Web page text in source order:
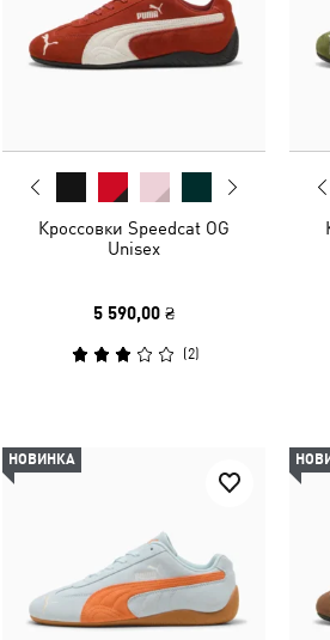
Кроссовки Speedcat OG
Unisex
5 590,00 ₴
(2)
НОВИНКА